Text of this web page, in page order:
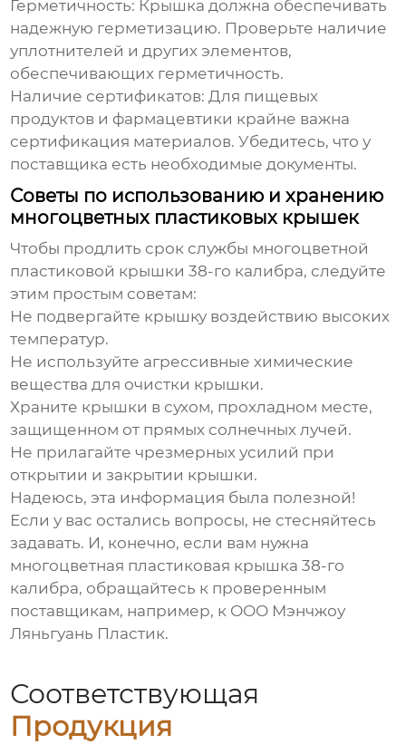
Герметичность: Крышка должна обеспечивать
надежную герметизацию. Проверьте наличие
уплотнителей и других элементов,
обеспечивающих герметичность.
Наличие сертификатов: Для пищевых
продуктов и фармацевтики крайне важна
сертификация материалов. Убедитесь, что у
поставщика есть необходимые документы.
Советы по использованию и хранению
многоцветных пластиковых крышек
Чтобы продлить срок службы многоцветной
пластиковой крышки 38-го калибра, следуйте
этим простым советам:
Не подвергайте крышку воздействию высоких
температур.
Не используйте агрессивные химические
вещества для очистки крышки.
Храните крышки в сухом, прохладном месте,
защищенном от прямых солнечных лучей.
Не прилагайте чрезмерных усилий при
открытии и закрытии крышки.
Надеюсь, эта информация была полезной!
Если у вас остались вопросы, не стесняйтесь
задавать. И, конечно, если вам нужна
многоцветная пластиковая крышка 38-го
калибра, обращайтесь к проверенным
поставщикам, например, к ООО Мэнчжоу
Ляньгуань Пластик.
Соответствующая
Продукция